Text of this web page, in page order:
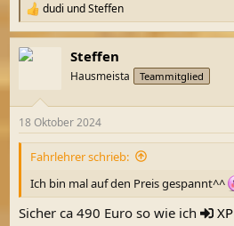
R
e
a
k
e
n
dudi undSteffen
Steffen
Hausmeista Teammitglied
18 Oktober 2024
Fahrlehrer schrieb:
Ich bin mal auf den Preis gespannt^^
Sicher ca 490 Euro so wie ich XP